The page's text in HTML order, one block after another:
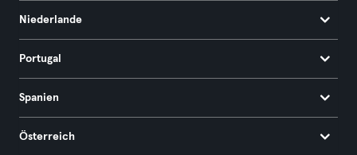
Niederlande
Portugal
Spanien
Österreich